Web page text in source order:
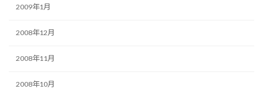
2009年1月
2008年12月
2008年11月
2008年10月